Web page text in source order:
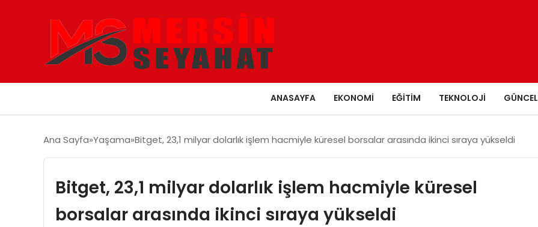
ANASAYFA EKONOMI EĞITIM TEKNOLOJI GÜNCEL
Ana Sayfa Yaşama Bitget, 23,1 milyar dolarlık işlem hacmiyle küresel borsalar arasında ikinci sıraya yükseldi
Bitget, 23,1 milyar dolarlık işlem hacmiyle küresel
borsalar arasında ikinci sıraya yükseldi